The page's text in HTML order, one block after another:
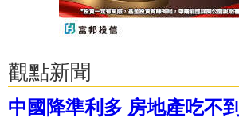
觀點新聞
中國降準利多 房地產吃不到